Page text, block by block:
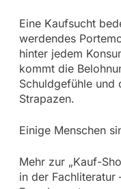
Eine Kaufsucht
werdendes
hinter jedem
kommt die
Schuldgefühle und
Strapazen.
Einige Menschen
Mehr zur „Kauf-
in der Fachliteratur